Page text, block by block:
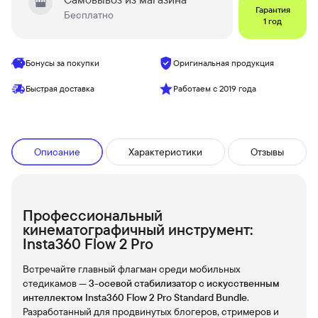
Бесплатно
Гарантия
1 год
Бонусы за покупки Оригинальная продукция
Быстрая доставка Работаем с 2019 года
Описание Характеристики Отзывы
Профессиональный
кинематографичный инструмент:
Insta360 Flow 2 Pro
Встречайте главный флагман среди мобильных
стедикамов —3-осевой стабилизатор с искусственным
интеллектом Insta360 Flow 2 Pro Standard Bundle.
Разработанный для продвинутых блогеров, стримеров и